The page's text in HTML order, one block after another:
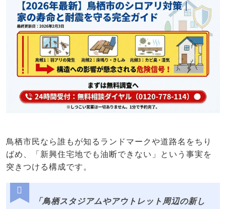
鳥栖市民なら誰もが知るランドマークや道路名をちり
ばめ、「新興住宅地でも油断できない」という事実を
突きつける構成です。
「鳥栖スタジアムやアウトレット周辺の新し